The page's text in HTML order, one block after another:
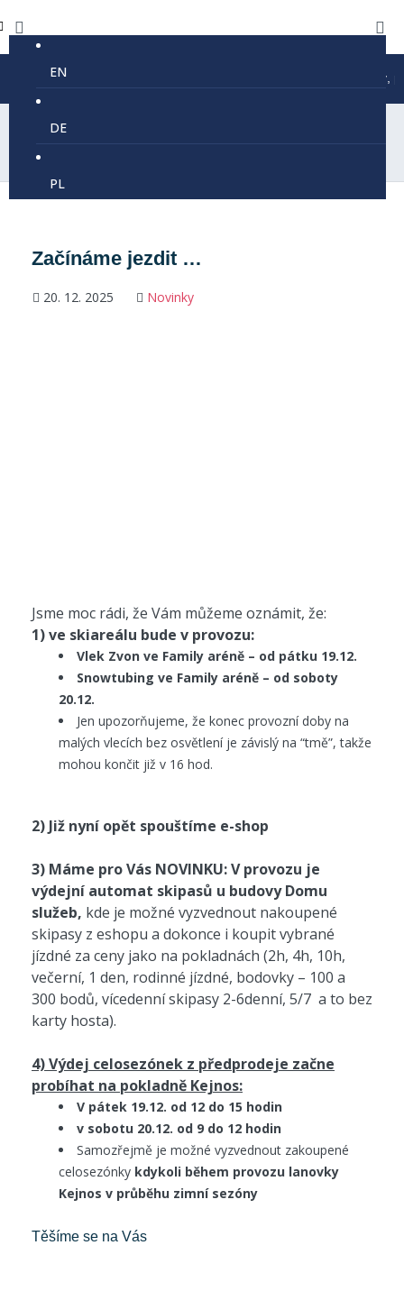
Prázdninový provoz lanovky Kejnos je 9-16 každé úterý,
EN
DE
PL
Začínáme jezdit …
20. 12. 2025 Novinky
Jsme moc rádi, že Vám můžeme oznámit, že:
1) ve skiareálu bude v provozu:
Vlek Zvon ve Family aréně – od pátku 19.12.
Snowtubing ve Family aréně – od soboty
20.12.
Jen upozorňujeme, že konec provozní doby na
malých vlecích bez osvětlení je závislý na “tmě”, takže
mohou končit již v 16 hod.
2) Již nyní opět spouštíme e-shop
3) Máme pro Vás NOVINKU: V provozu je
výdejní automat skipasů u budovy Domu
služeb, kde je možné vyzvednout nakoupené
skipasy z eshopu a dokonce i koupit vybrané
jízdné za ceny jako na pokladnách (2h, 4h, 10h,
večerní, 1 den, rodinné jízdné, bodovky – 100 a
300 bodů, vícedenní skipasy 2-6denní, 5/7 a to bez
karty hosta).
4) Výdej celosezónek z předprodeje začne
probíhat na pokladně Kejnos:
V pátek 19.12. od 12 do 15 hodin
v sobotu 20.12. od 9 do 12 hodin
Samozřejmě je možné vyzvednout zakoupené
celosezónky kdykoli během provozu lanovky
Kejnos v průběhu zimní sezóny
Těšíme se na Vás